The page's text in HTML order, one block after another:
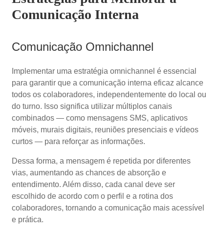
Comunicação Interna
Comunicação Omnichannel
Implementar uma estratégia omnichannel é essencial
para garantir que a comunicação interna eficaz alcance
todos os colaboradores, independentemente do local ou
do turno. Isso significa utilizar múltiplos canais
combinados — como mensagens SMS, aplicativos
móveis, murais digitais, reuniões presenciais e vídeos
curtos — para reforçar as informações.
Dessa forma, a mensagem é repetida por diferentes
vias, aumentando as chances de absorção e
entendimento. Além disso, cada canal deve ser
escolhido de acordo com o perfil e a rotina dos
colaboradores, tornando a comunicação mais acessível
e prática.